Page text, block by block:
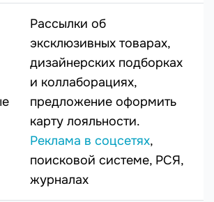
Рассылки об
эксклюзивных товарах,
дизайнерских подборках
и коллаборациях,
предложение оформить
карту лояльности.
Реклама в соцсетях,
поисковой системе, РСЯ,
журналах